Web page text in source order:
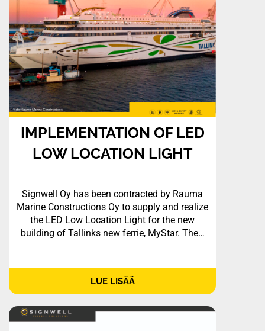
IMPLEMENTATION OF LED
LOW LOCATION LIGHT
Signwell Oy has been contracted by Rauma
Marine Constructions Oy to supply and realize
the LED Low Location Light for the new
building of Tallinks new ferrie, MyStar. The…
LUE LISÄÄ